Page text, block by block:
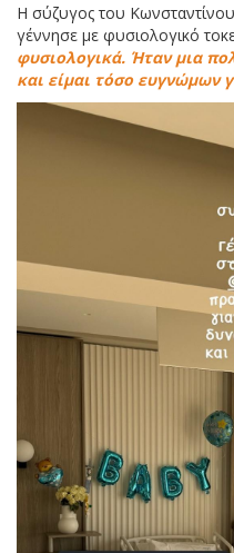
Η σύζυγος του
γέννησε με φυσιολογικό
φυσιολογικά. Ήταν μια
και είμαι τόσο ευγνώμων